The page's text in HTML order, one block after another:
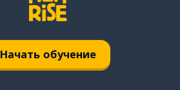
Начать обучение